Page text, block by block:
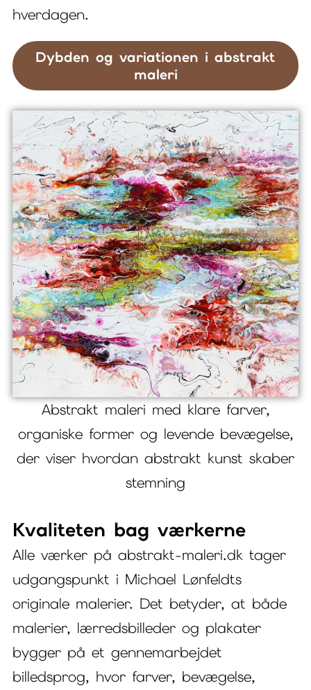
hverdagen.
Dybden og variationen i abstrakt
maleri
Abstrakt maleri med klare farver,
organiske former og levende bevægelse,
der viser hvordan abstrakt kunst skaber
stemning
Kvaliteten bag værkerne
Alle værker på abstrakt-maleri.dk tager
udgangspunkt i Michael Lønfeldts
originale malerier. Det betyder, at både
malerier, lærredsbilleder og plakater
bygger på et gennemarbejdet
billedsprog, hvor farver, bevægelse,